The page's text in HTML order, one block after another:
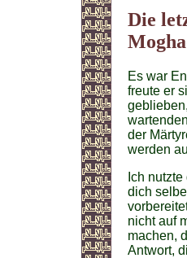
Die
Es war
freute er
der
werden
Ich
dich
nicht auf
machen,
Antwort,